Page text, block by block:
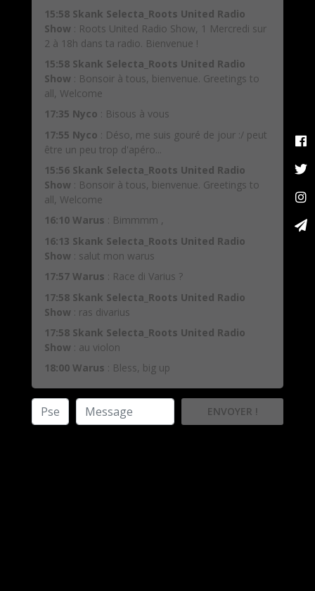
15:58 Skank Selecta_Roots United Radio
Show : Roots United Radio Show, 1 Mercredi sur
2 à 18h dans ta radio. Bienvenue !
15:58 Skank Selecta_Roots United Radio
Show : Bonsoir à tous, bienvenue. Greetings to
all, Welcome
17:35 Nyco : Bisous à vous
17:55 Nyco : Déso, me suis gouré de jour :/ peut
être un peu trop d'apéro...
15:56 Skank Selecta_Roots United Radio
Show : Bonsoir à tous, bienvenue. Greetings to
all, Welcome
16:10 Warus : Bimmmm ,
16:13 Skank Selecta_Roots United Radio
Show : salut mon warus
17:57 Warus : Race di Varius ?
17:58 Skank Selecta_Roots United Radio
Show : ras divarius
17:58 Skank Selecta_Roots United Radio
Show : au violon
18:00 Warus : Bless, big up
ENVOYER !